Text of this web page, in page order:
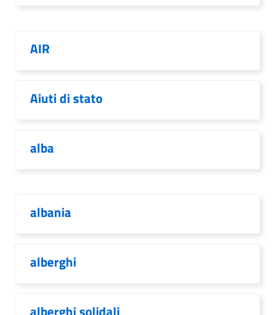
AIR
Aiuti di stato
alba
albania
alberghi